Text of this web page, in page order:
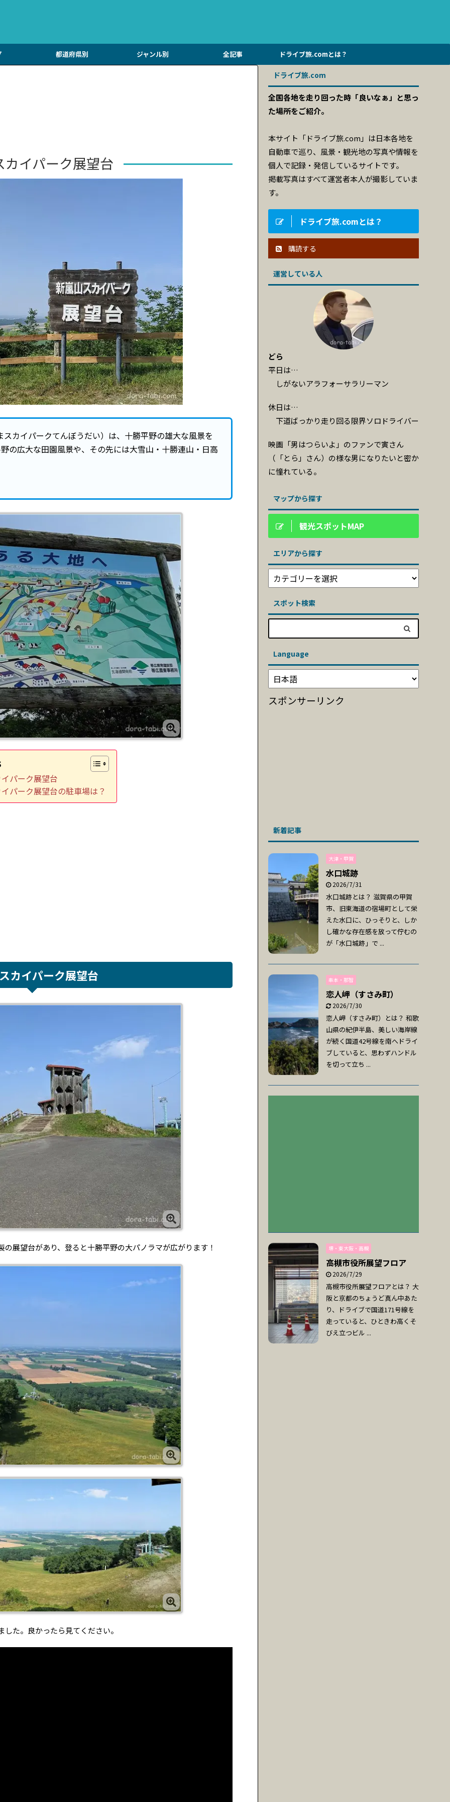
都道府県別 ジャンル別 全記事 ドライブ旅.comとは？
カイパーク展望台
カイパークてんぼうだい）は、十勝平野の雄大な風景を
の広大な田園風景や、その先には大雪山・十勝連山・日高
パーク展望台
パーク展望台の駐車場は？
カイパーク展望台
展望台があり、登ると十勝平野の大パノラマが広がります！
た。良かったら見てください。
ドライブ旅.com
全国各地を走り回った時「良いなぁ」と思っ
た場所をご紹介。
本サイト「ドライブ旅.com」は日本各地を
自動車で巡り、風景・観光地の写真や情報を
個人で記録・発信しているサイトです。
掲載写真はすべて運営者本人が撮影していま
す。
ドライブ旅.comとは？
購読する
運営している人
どら
平日は…
しがないアラフォーサラリーマン
休日は…
下道ばっかり走り回る限界ソロドライバー
映画「男はつらいよ」のファンで寅さん
（「とら」さん）の様な男になりたいと密か
に憧れている。
マップから探す
観光スポットMAP
エリアから探す
スポット検索
Language
スポンサーリンク
新着記事
大津・甲賀
水口城跡
2026/7/31
水口城跡とは？ 滋賀県の甲賀
市、旧東海道の宿場町として栄
えた水口に、ひっそりと、しか
し確かな存在感を放って佇むの
が「水口城跡」で ...
串本・那智
恋人岬（すさみ町）
2026/7/30
恋人岬（すさみ町）とは？ 和歌
山県の紀伊半島、美しい海岸線
が続く国道42号線を南へドライ
ブしていると、思わずハンドル
を切って立ち ...
堺・東大阪・高槻
高槻市役所展望フロア
2026/7/29
高槻市役所展望フロアとは？ 大
阪と京都のちょうど真ん中あた
り、ドライブで国道171号線を
走っていると、ひときわ高くそ
びえ立つビル ...